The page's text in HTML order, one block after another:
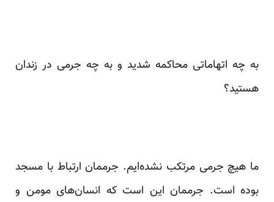
به چه اتهاماتی محاکمه شدید و به چه جرمی در زندان
هستید؟
ما هیچ جرمی مرتکب نشده‌ایم. جرممان ارتباط با مسجد
بوده است. جرممان این است که انسان‌های مومن و